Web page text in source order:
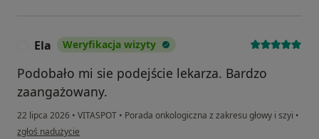
Ela Weryfikacja wizyty
Podobało mi sie podejście lekarza. Bardzo
zaangażowany.
22 lipca 2026 • VITASPOT • Porada onkologiczna z zakresu głowy i szyi •
w opinii użytkownika Ela
zgłoś nadużycie